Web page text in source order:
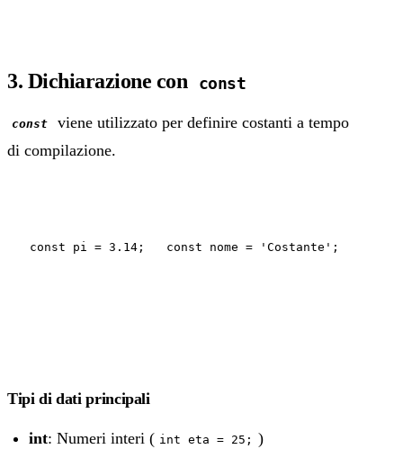
3. Dichiarazione con const
const
viene utilizzato per definire costanti a tempo
di compilazione.
const pi = 3.14; const nome = 'Costante';
Tipi di dati principali
int: Numeri interi ( int eta = 25; )